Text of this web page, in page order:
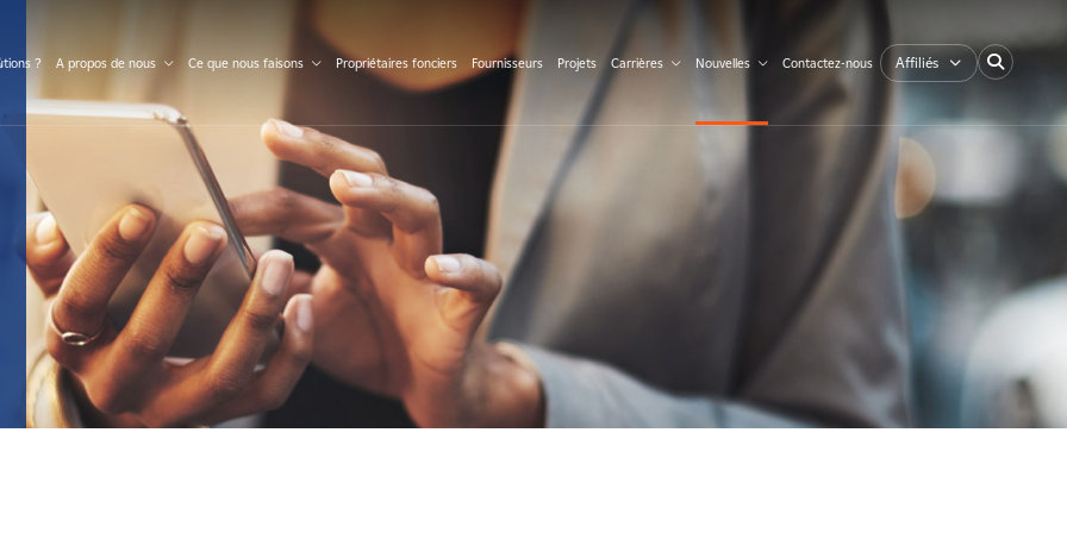
? A propos de nous Ce que nous faisons Propriétaires fonciers Fournisseurs Projets Carrières Nouvelles Contactez-nous Affiliés